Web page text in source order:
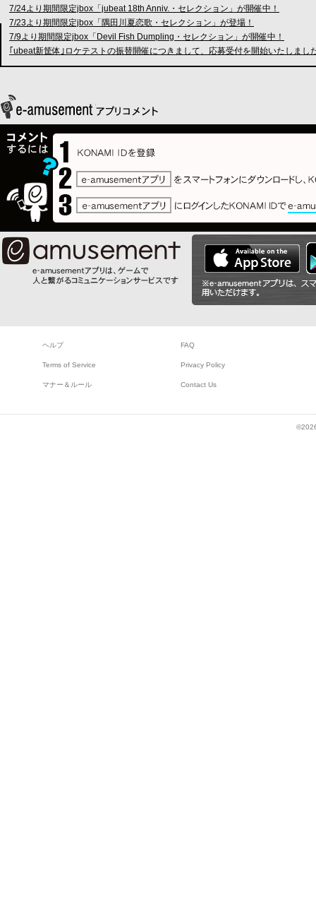
7/24より期間限定jbox「jubeat 18th Anniv.・セレクション」が開催中！
7/23より期間限定jbox「隅田川夏恋歌・セレクション」が登場！
7/9より期間限定jbox「Devil Fish Dumpling・セレクション」が開催中！
｢ubeat新筐体｣ロケテストの振替開催につきまして、応募受付を開始いたしまし
ヘルプ FAQ
Terms of Service Privacy Policy
マナー＆ルール Contact Us